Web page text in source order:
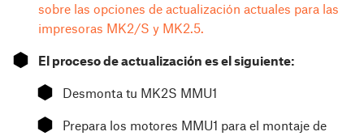
sobre las opciones de actualización actuales para las
impresoras MK2/S y MK2.5.
⬢ El proceso de actualización es el siguiente:
⬢ Desmonta tu MK2S MMU1
⬢
Prepara los motores MMU1 para el montaje de